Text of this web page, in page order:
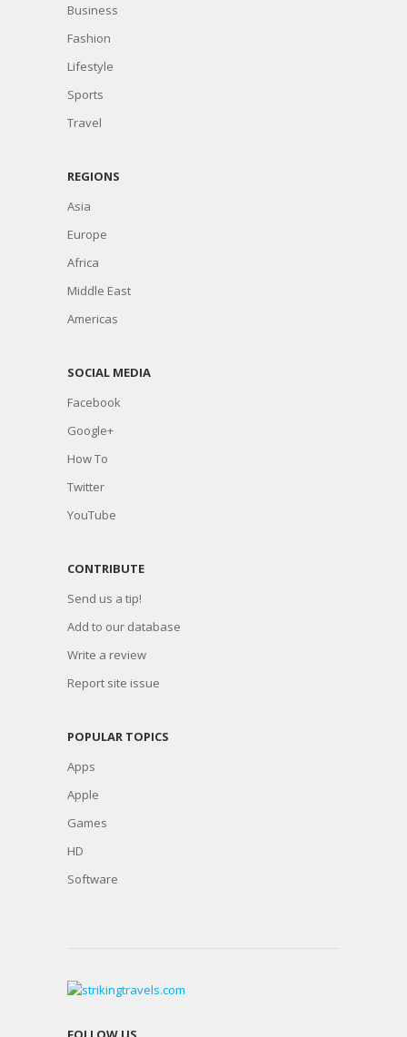
Business
Fashion
Lifestyle
Sports
Travel
REGIONS
Asia
Europe
Africa
Middle East
Americas
SOCIAL MEDIA
Facebook
Google+
How To
Twitter
YouTube
CONTRIBUTE
Send us a tip!
Add to our database
Write a review
Report site issue
POPULAR TOPICS
Apps
Apple
Games
HD
Software